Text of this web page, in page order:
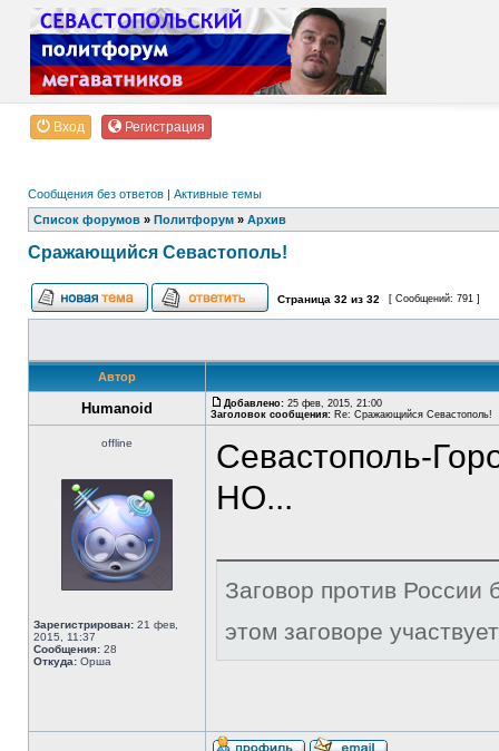
Вход Регистрация
Сообщения без ответов | Активные темы
Список форумов » Политфорум » Архив
Сражающийся Севастополь!
Страница 32 из 32 [ Сообщений: 791 ]
Автор
Humanoid Добавлено: 25 фев, 2015, 21:00
Заголовок сообщения: Re: Сражающийся Севастополь!
offline
Зарегистрирован: 21 фев,
2015, 11:37
Сообщения: 28
Откуда: Орша
Севастополь-
НО...
Заговор против России
этом заговоре